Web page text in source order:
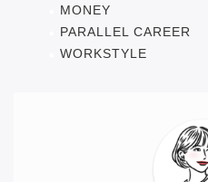
MONEY
PARALLEL CAREER
WORKSTYLE